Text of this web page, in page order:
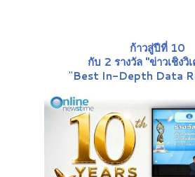
ก้าวสู่ปีที่ 10
กับ 2 รางวัล "ข่าวเชิงวิ
"Best In-Depth Data